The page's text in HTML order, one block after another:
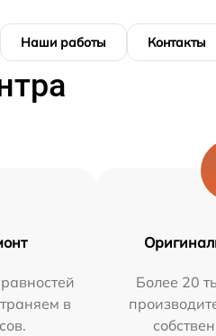
Наши работы Контакты
в
Более 20